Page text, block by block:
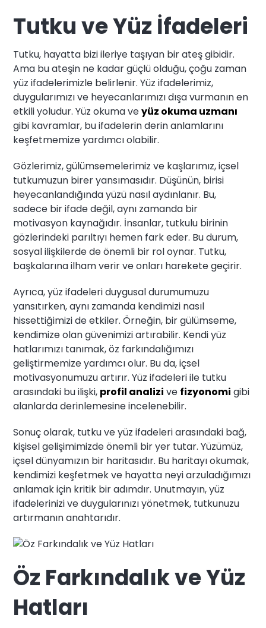
Tutku ve Yüz İfadeleri
Tutku, hayatta bizi ileriye taşıyan bir ateş gibidir.
Ama bu ateşin ne kadar güçlü olduğu, çoğu zaman
yüz ifadelerimizle belirlenir. Yüz ifadelerimiz,
duygularımızı ve heyecanlarımızı dışa vurmanın en
etkili yoludur. Yüz okuma veyüz okuma uzmanı
gibi kavramlar, bu ifadelerin derin anlamlarını
keşfetmemize yardımcı olabilir.
Gözlerimiz, gülümsemelerimiz ve kaşlarımız, içsel
tutkumuzun birer yansımasıdır. Düşünün, birisi
heyecanlandığında yüzü nasıl aydınlanır. Bu,
sadece bir ifade değil, aynı zamanda bir
motivasyon kaynağıdır. İnsanlar, tutkulu birinin
gözlerindeki parıltıyı hemen fark eder. Bu durum,
sosyal ilişkilerde de önemli bir rol oynar. Tutku,
başkalarına ilham verir ve onları harekete geçirir.
Ayrıca, yüz ifadeleri duygusal durumumuzu
yansıtırken, aynı zamanda kendimizi nasıl
hissettiğimizi de etkiler. Örneğin, bir gülümseme,
kendimize olan güvenimizi artırabilir. Kendi yüz
hatlarımızı tanımak, öz farkındalığımızı
geliştirmemize yardımcı olur. Bu da, içsel
motivasyonumuzu artırır. Yüz ifadeleri ile tutku
arasındaki bu ilişki, profil analizi ve fizyonomi gibi
alanlarda derinlemesine incelenebilir.
Sonuç olarak, tutku ve yüz ifadeleri arasındaki bağ,
kişisel gelişimimizde önemli bir yer tutar. Yüzümüz,
içsel dünyamızın bir haritasıdır. Bu haritayı okumak,
kendimizi keşfetmek ve hayatta neyi arzuladığımızı
anlamak için kritik bir adımdır. Unutmayın, yüz
ifadelerinizi ve duygularınızı yönetmek, tutkunuzu
artırmanın anahtarıdır.
Öz Farkındalık ve Yüz
Hatları